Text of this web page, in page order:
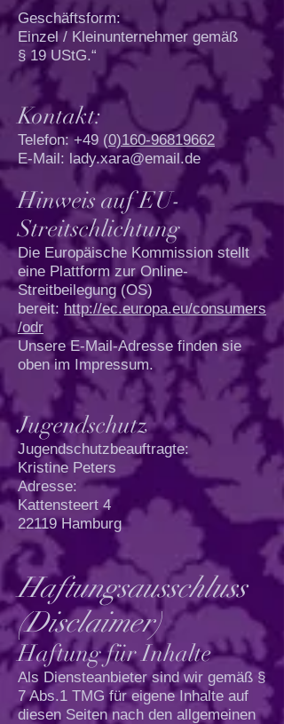
Geschäftsform:
Einzel / Kleinunternehmer gemäß
§ 19 UStG.“
Kontakt:
Telefon: +49 (0)160-96819662
E-Mail: lady.xara@email.de
Hinweis auf EU-
Streitschlichtung
Die Europäische Kommission stellt
eine Plattform zur Online-
Streitbeilegung (OS)
bereit: http://ec.europa.eu/consumers
/odr
Unsere E-Mail-Adresse finden sie
oben im Impressum.
Jugendschutz
​Jugendschutzbeauftragte:
Kristine Peters
Adresse:
Kattensteert 4
22119 Hamburg
Haftungsausschluss
(Disclaimer)
Haftung für Inhalte
Als Diensteanbieter sind wir gemäß §
7 Abs.1 TMG für eigene Inhalte auf
diesen Seiten nach den allgemeinen